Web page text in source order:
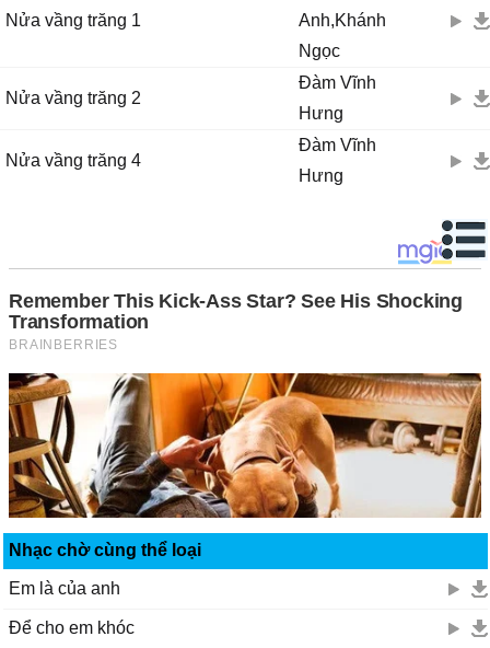
Nửa vầng trăng 1
Anh,Khánh
Ngọc
Nửa vầng trăng 2
Đàm Vĩnh
Hưng
Nửa vầng trăng 4
Đàm Vĩnh
Hưng
Nhạc chờ cùng thể loại
Em là của anh
Để cho em khóc